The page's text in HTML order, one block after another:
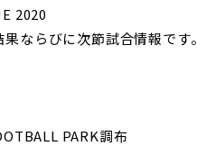
2020
ならびに次節試合情報です。
PARK調布